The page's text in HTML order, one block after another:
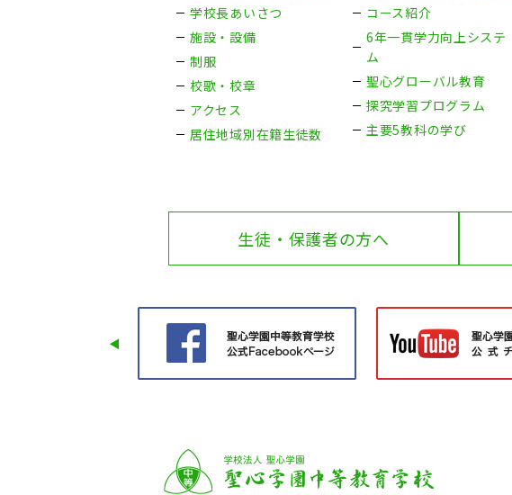
学校長あいさつ
施設・設備
制服
校歌・校章
アクセス
居住地域別在籍生徒数
コース紹介
6年一貫学力向上システ
ム
聖心グローバル教育
探究学習プログラム
主要5教科の学び
生徒・保護者の方へ